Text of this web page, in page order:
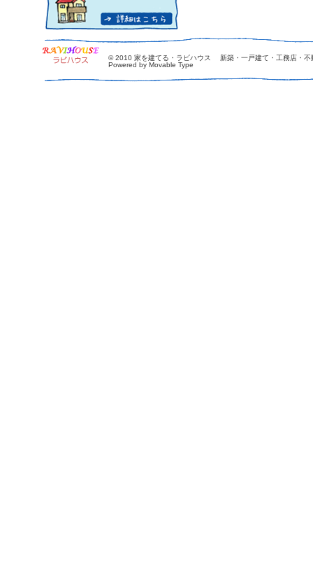
© 2010 家を建てる・ラビハウス 新築・一戸建て・工務店・不
Powered by Movable Type